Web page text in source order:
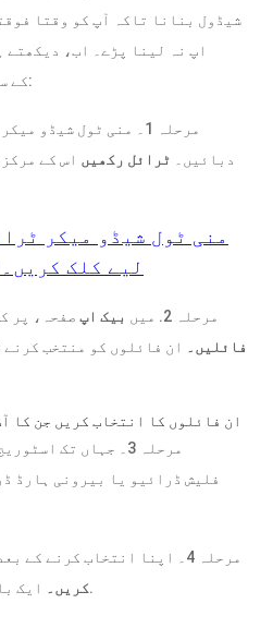
شیڈول بنانا تاکہ آپ کو وقتا
اپ نہ لینا پڑے۔ اب، دیکھتے
MiniTool ShadowMaker کے ساتھ:
مرحلہ 1۔ منی ٹول شیڈو
دبائیں۔ ٹرائل رکھیں اس کے
منی ٹول شیڈو میکر
لیے کلک کریں۔
مرحلہ 2. میں بیک اپ صفحہ، پر
فائلیں۔ ان فائلوں کو منتخب
مرحلہ 3۔ جہاں تک اسٹوریج کا راستہ ہے، اس پر جائیں۔
مرحلہ 4۔ اپنا انتخاب کرنے کے بعد، پر کلک کریں۔
کریں۔ایک بار میں عمل شروع کرنے کے لئے.